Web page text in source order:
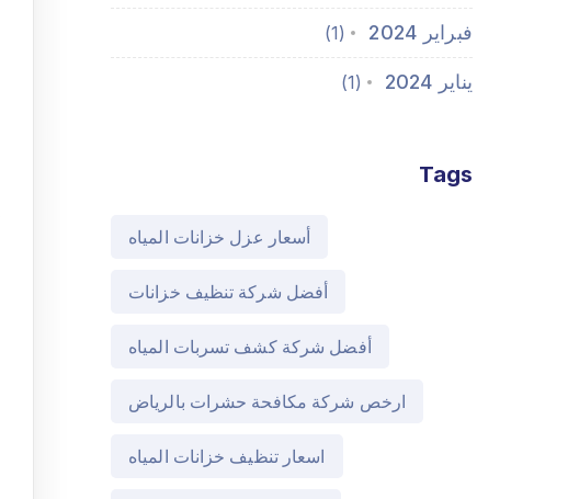
فبراير 2024 (1)
يناير 2024 (1)
Tags
أسعار عزل خزانات المياه
أفضل شركة تنظيف خزانات
أفضل شركة كشف تسربات المياه
ارخص شركة مكافحة حشرات بالرياض
اسعار تنظيف خزانات المياه